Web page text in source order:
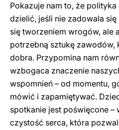
Pokazuje nam to, że polityka
dzielić, jeśli nie zadowala
się tworzeniem wrogów, ale
potrzebną sztukę
dobra. Przypomina nam
wzbogaca znaczenie
wspomnień – od momentu,
mówić i zapamiętywać.
spotkanie jest poświęcone –
czystość serca, która